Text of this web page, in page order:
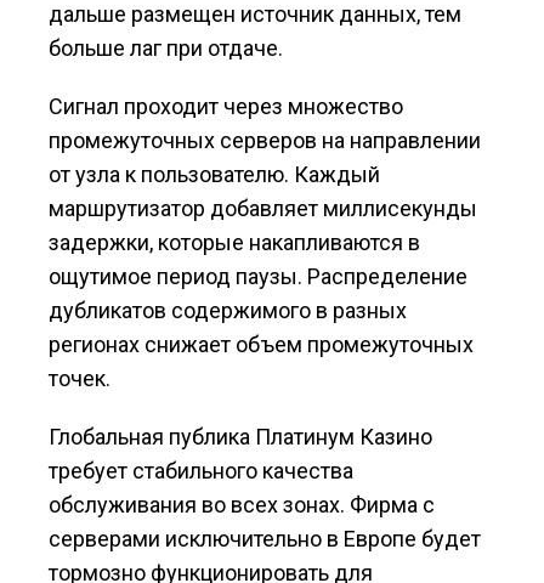
дальше размещен источник данных, тем
больше лаг при отдаче.
Сигнал проходит через множество
промежуточных серверов на направлении
от узла к пользователю. Каждый
маршрутизатор добавляет миллисекунды
задержки, которые накапливаются в
ощутимое период паузы. Распределение
дубликатов содержимого в разных
регионах снижает объем промежуточных
точек.
Глобальная публика Платинум Казино
требует стабильного качества
обслуживания во всех зонах. Фирма с
серверами исключительно в Европе будет
тормозно функционировать для